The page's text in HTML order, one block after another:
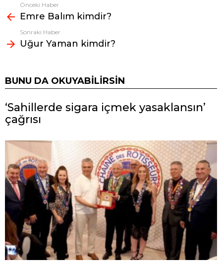
Fazlasına
bak
Önceki Haber
Emre Balım kimdir?
Sonraki Haber
Uğur Yaman kimdir?
BUNU DA OKUYABILIRSIN
‘Sahillerde sigara içmek yasaklansın’
çağrısı